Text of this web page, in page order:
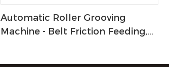
Automatic Roller Grooving
Machine - Belt Friction Feeding,